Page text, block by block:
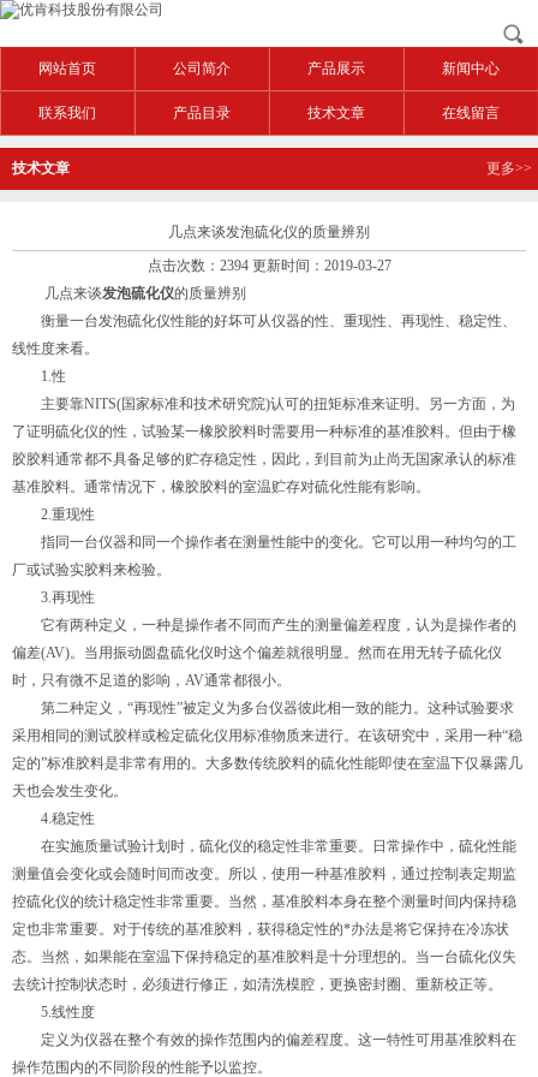
网站首页 公司简介 产品展示 新闻中心
联系我们 产品目录 技术文章 在线留言
技术文章 更多>>
几点来谈发泡硫化仪的质量辨别
点击次数：2394 更新时间：2019-03-27
几点来谈发泡硫化仪的质量辨别
衡量一台发泡硫化仪性能的好坏可从仪器的性、重现性、再现性、稳定性、
线性度来看。
1.性
主要靠NITS(国家标准和技术研究院)认可的扭矩标准来证明。另一方面，为
了证明硫化仪的性，试验某一橡胶胶料时需要用一种标准的基准胶料。但由于橡
胶胶料通常都不具备足够的贮存稳定性，因此，到目前为止尚无国家承认的标准
基准胶料。通常情况下，橡胶胶料的室温贮存对硫化性能有影响。
2.重现性
指同一台仪器和同一个操作者在测量性能中的变化。它可以用一种均匀的工
厂或试验实胶料来检验。
3.再现性
它有两种定义，一种是操作者不同而产生的测量偏差程度，认为是操作者的
偏差(AV)。当用振动圆盘硫化仪时这个偏差就很明显。然而在用无转子硫化仪
时，只有微不足道的影响，AV通常都很小。
第二种定义，“再现性”被定义为多台仪器彼此相一致的能力。这种试验要求
采用相同的测试胶样或检定硫化仪用标准物质来进行。在该研究中，采用一种“稳
定的”标准胶料是非常有用的。大多数传统胶料的硫化性能即使在室温下仅暴露几
天也会发生变化。
4.稳定性
在实施质量试验计划时，硫化仪的稳定性非常重要。日常操作中，硫化性能
测量值会变化或会随时间而改变。所以，使用一种基准胶料，通过控制表定期监
控硫化仪的统计稳定性非常重要。当然，基准胶料本身在整个测量时间内保持稳
定也非常重要。对于传统的基准胶料，获得稳定性的*办法是将它保持在冷冻状
态。当然，如果能在室温下保持稳定的基准胶料是十分理想的。当一台硫化仪失
去统计控制状态时，必须进行修正，如清洗模腔，更换密封圈、重新校正等。
5.线性度
定义为仪器在整个有效的操作范围内的偏差程度。这一特性可用基准胶料在
操作范围内的不同阶段的性能予以监控。